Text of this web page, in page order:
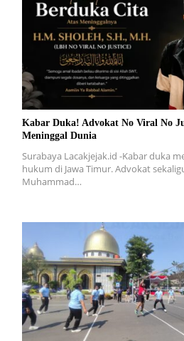
Kabar Duka! Advokat No Viral No
Meninggal Dunia
Surabaya Lacakjejak.id -Kabar duka
hukum di Jawa Timur. Advokat
Muhammad…